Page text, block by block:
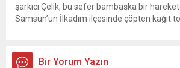
şarkıcı Çelik, bu sefer bambaşka bir
Samsun’un İlkadım ilçesinde çöpten kağıt
İlkadım ilçesinde çöpten kağıt toplayarak...
Bir Yorum Yazın